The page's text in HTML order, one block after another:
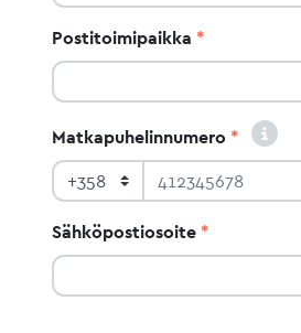
Postitoimipaikka
Matkapuhelinnumero
Sähköpostiosoite